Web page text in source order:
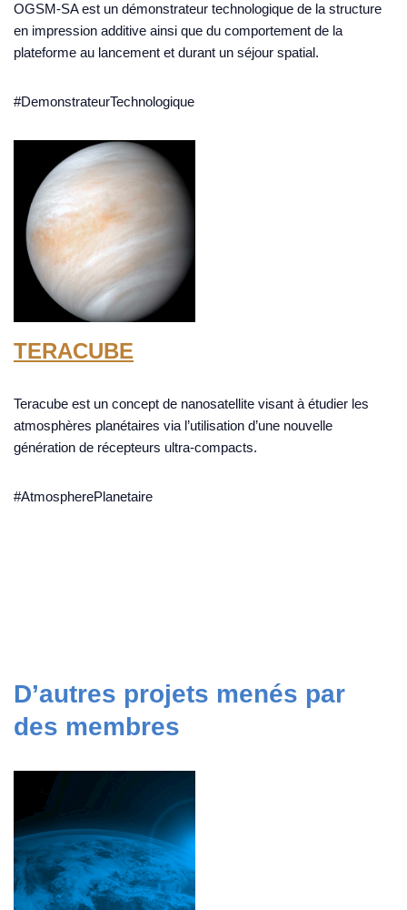
OGSM-SA est un démonstrateur technologique de la structure
en impression additive ainsi que du comportement de la
plateforme au lancement et durant un séjour spatial.
#DemonstrateurTechnologique
TERACUBE
Teracube est un concept de nanosatellite visant à étudier les
atmosphères planétaires via l’utilisation d’une nouvelle
génération de récepteurs ultra-compacts.
#AtmospherePlanetaire
D’autres projets menés par
des membres